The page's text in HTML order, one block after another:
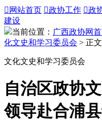
 网站首页 政协工作 政
建设
当前位置： 广西政协网
化文史和学习委员会 > 正文
文化文史和学习委员会
自治区政协
领导赴合浦